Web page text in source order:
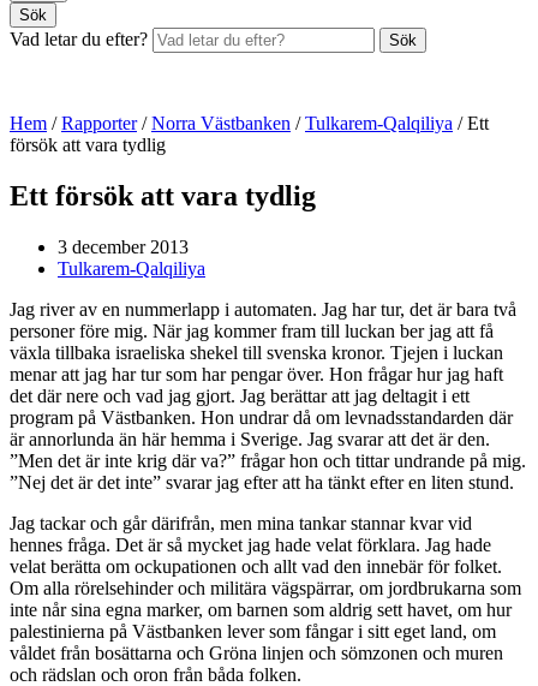
Sök
Vad letar du efter? Sök
Hem /Rapporter/Norra Västbanken /Tulkarem-Qalqiliya /Ett
försök att vara tydlig
Ett försök att vara tydlig
3 december 2013
Tulkarem-Qalqiliya
Jag river av en nummerlapp i automaten. Jag har tur, det är bara två
personer före mig. När jag kommer fram till luckan ber jag att få
växla tillbaka israeliska shekel till svenska kronor. Tjejen i luckan
menar att jag har tur som har pengar över. Hon frågar hur jag haft
det där nere och vad jag gjort. Jag berättar att jag deltagit i ett
program på Västbanken. Hon undrar då om levnadsstandarden där
är annorlunda än här hemma i Sverige. Jag svarar att det är den.
”Men det är inte krig där va?” frågar hon och tittar undrande på mig.
”Nej det är det inte” svarar jag efter att ha tänkt efter en liten stund.
Jag tackar och går därifrån, men mina tankar stannar kvar vid
hennes fråga. Det är så mycket jag hade velat förklara. Jag hade
velat berätta om ockupationen och allt vad den innebär för folket.
Om alla rörelsehinder och militära vägspärrar, om jordbrukarna som
inte når sina egna marker, om barnen som aldrig sett havet, om hur
palestinierna på Västbanken lever som fångar i sitt eget land, om
våldet från bosättarna och Gröna linjen och sömzonen och muren
och rädslan och oron från båda folken.